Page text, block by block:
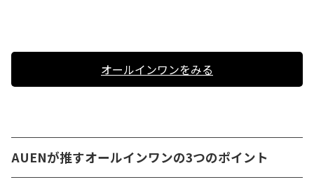
オールインワンをみる
AUENが推すオールインワンの3つのポイント